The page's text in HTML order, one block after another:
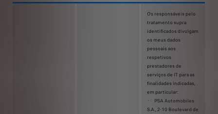
Os responsáveis pelo
tratamento supra
identificados divulgam
os meus dados
pessoais aos
respetivos
prestadores de
serviços de IT para as
finalidades indicadas,
em particular:
· PSA Automobiles
S.A., 2-10 Boulevard de